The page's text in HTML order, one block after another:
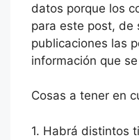
datos porque los
para este post, de
publicaciones las
información que
Cosas a tener en
1. Habrá distintos